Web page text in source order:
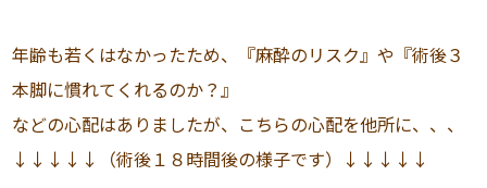
年齢も若くはなかったため、『麻酔のリスク』や『術後３
本脚に慣れてくれるのか？』
などの心配はありましたが、こちらの心配を他所に、、、
↓↓↓↓↓（術後１８時間後の様子です）↓↓↓↓↓